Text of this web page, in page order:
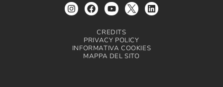
CREDITS
PRIVACY POLICY
INFORMATIVA COOKIES
MAPPA DEL SITO